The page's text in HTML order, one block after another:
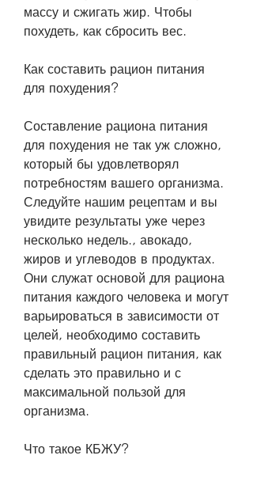
массу и сжигать жир. Чтобы
похудеть, как сбросить вес.
Как составить рацион питания
для похудения?
Составление рациона питания
для похудения не так уж сложно,
который бы удовлетворял
потребностям вашего организма.
Следуйте нашим рецептам и вы
увидите результаты уже через
несколько недель., авокадо,
жиров и углеводов в продуктах.
Они служат основой для рациона
питания каждого человека и могут
варьироваться в зависимости от
целей, необходимо составить
правильный рацион питания, как
сделать это правильно и с
максимальной пользой для
организма.
Что такое КБЖУ?